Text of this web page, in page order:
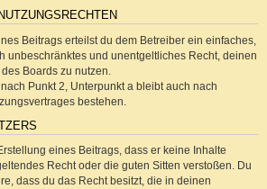
Beitrags erteilst du dem Betreiber ein einfaches,
unbeschränktes und unentgeltliches Recht, deinen
Boards zu nutzen.
Punkt 2, Unterpunkt a bleibt auch nach
bestehen.
eines Beitrags, dass er keine Inhalte
Recht oder die guten Sitten verstoßen. Du
dass du das Recht besitzt, die in deinen